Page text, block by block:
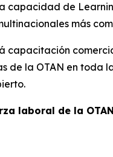
capacidad de
más
capacitación
de la OTAN en toda
laboral de la OTAN